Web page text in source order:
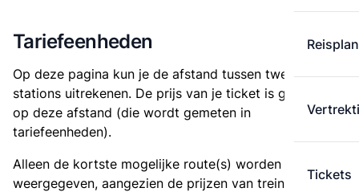
Tickets
Tariefeenheden
Op deze pagina kun je de afstand tussen twee
stations uitrekenen. De prijs van je ticket is gebaseerd
op deze afstand (die wordt gemeten in
tariefeenheden).
Alleen de kortste mogelijke route(s) worden
weergegeven, aangezien de prijzen van treintickets